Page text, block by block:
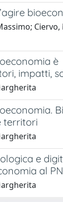
è
impatti,
territori
e
al